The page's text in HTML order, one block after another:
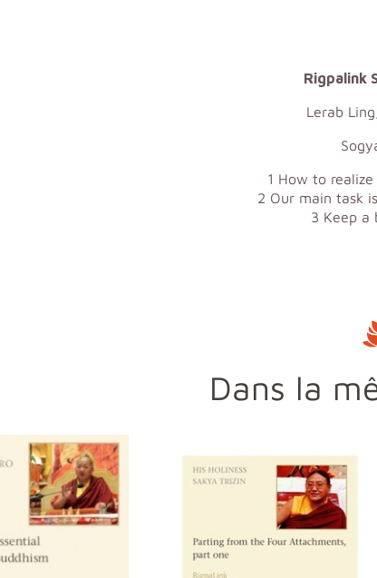
Rigpalink
Lerab
1 How to
2 Our main task
3 Keep a
Dans la